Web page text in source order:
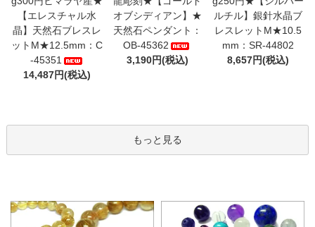
【エレスチャル水
晶】天然石ブレスレ
ットM★12.5mm：C
-45351
14,487円(税込)
オブシディアン】★
天然石ペンダント：
OB-45362
3,190円(税込)
ルチル】銀針水晶ブ
レスレットM★10.5
mm：SR-44802
8,657円(税込)
もっと見る